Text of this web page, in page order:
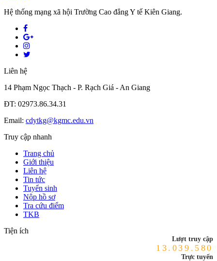
Hệ thống mạng xã hội Trường Cao đẳng Y tế Kiên Giang.
Liên hệ
14 Phạm Ngọc Thạch - P. Rạch Giá - An Giang
ĐT: 02973.86.34.31
Email: cdytkg@kgmc.edu.vn
Truy cập nhanh
Trang chủ
Giới thiệu
Liên hệ
Tin tức
Tuyển sinh
Nộp hồ sơ
Tra cứu điểm
TKB
Tiện ích
Lượt truy cập
13.039.580
Trực tuyến